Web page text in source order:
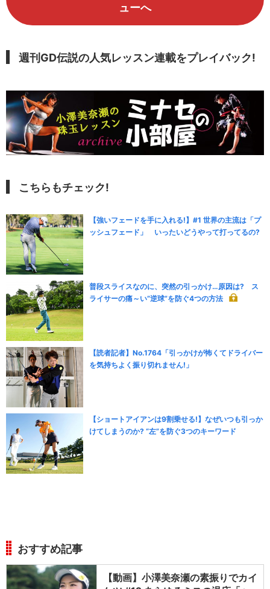
ューへ
週刊GD伝説の人気レッスン連載をプレイバック!
こちらもチェック!
【強いフェードを手に入れる!】#1 世界の主流は「プ
ッシュフェード」 いったいどうやって打ってるの?
普段スライスなのに、突然の引っかけ…原因は? ス
ライサーの痛～い“逆球”を防ぐ4つの方法
【読者記者】No.1764「引っかけが怖くてドライバー
を気持ちよく振り切れません!」
【ショートアイアンは9割乗せる!】なぜいつも引っか
けてしまうのか? “左”を防ぐ3つのキーワード
おすすめ記事
【動画】小澤美奈瀬の素振りでカイ